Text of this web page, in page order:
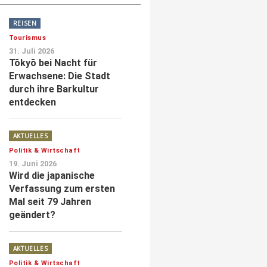
REISEN
Tourismus
31. Juli 2026
Tōkyō bei Nacht für
Erwachsene: Die Stadt
durch ihre Barkultur
entdecken
AKTUELLES
Politik & Wirtschaft
19. Juni 2026
Wird die japanische
Verfassung zum ersten
Mal seit 79 Jahren
geändert?
AKTUELLES
Politik & Wirtschaft